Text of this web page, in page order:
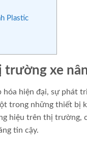
Plastic
xe
hiện đại, sự phát
trong những thiết bị
hiệu trên thị trường,
tin cậy.